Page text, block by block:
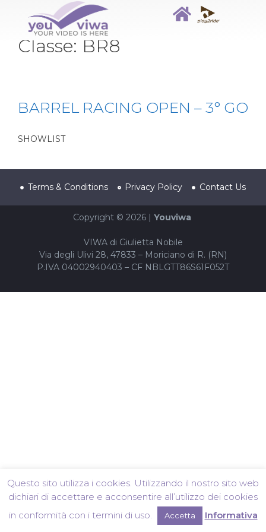
Classe: BR8
BARREL RACING OPEN – 3° GO
SHOWLIST
Terms & Conditions Privacy Policy Contact Us
Copyright © 2026 | Youviwa
VIWA di Giulietta Nobile
Via degli Ulivi 28, 47833 – Moriciano di R. (RN)
P.IVA 04002940403 – CF NBLGTT86S61F052T
Questo sito utilizza i cookies. Utilizzando il nostro sito web
dichiari di accettare e acconsentire all’utilizzo dei cookies
in conformità con i termini di uso.
Accetta Informativa